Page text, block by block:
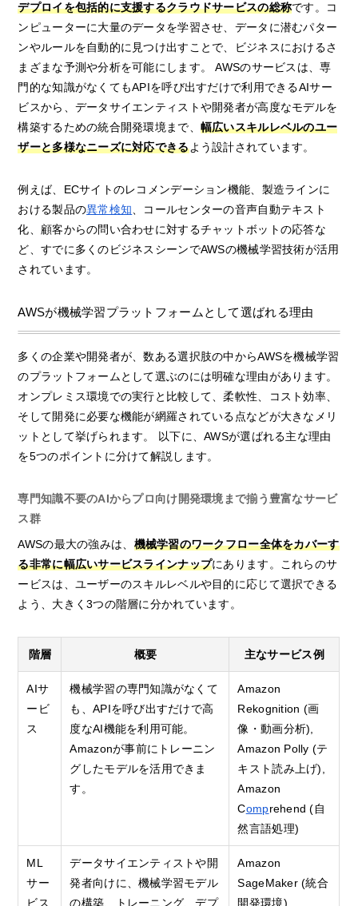
デプロイを包括的に支援するクラウドサービスの総称です。コ
ンピューターに大量のデータを学習させ、データに潜むパター
ンやルールを自動的に見つけ出すことで、ビジネスにおけるさ
まざまな予測や分析を可能にします。 AWSのサービスは、専
門的な知識がなくてもAPIを呼び出すだけで利用できるAIサー
ビスから、データサイエンティストや開発者が高度なモデルを
構築するための統合開発環境まで、 幅広いスキルレベルのユー
ザーと多様なニーズに対応できるよう設計されています。
例えば、ECサイトのレコメンデーション機能、製造ラインに
おける製品の異常検知、コールセンターの音声自動テキスト
化、顧客からの問い合わせに対するチャットボットの応答な
ど、すでに多くのビジネスシーンでAWSの機械学習技術が活用
されています。
AWSが機械学習プラットフォームとして選ばれる理由
多くの企業や開発者が、数ある選択肢の中からAWSを機械学習
のプラットフォームとして選ぶのには明確な理由があります。
オンプレミス環境での実行と比較して、柔軟性、コスト効率、
そして開発に必要な機能が網羅されている点などが大きなメリ
ットとして挙げられます。 以下に、AWSが選ばれる主な理由
を5つのポイントに分けて解説します。
専門知識不要のAIからプロ向け開発環境まで揃う豊富なサービ
ス群
AWSの最大の強みは、 機械学習のワークフロー全体をカバーす
る非常に幅広いサービスラインナップにあります。これらのサ
ービスは、ユーザーのスキルレベルや目的に応じて選択できる
よう、大きく3つの階層に分かれています。
階層 概要 主なサービス例
AIサ
ービ
ス
機械学習の専門知識がなくて
も、APIを呼び出すだけで高
度なAI機能を利用可能。
Amazonが事前にトレーニン
グしたモデルを活用できま
す。
Amazon
Rekognition (画
像・動画分析),
Amazon Polly (テ
キスト読み上げ),
Amazon
Comprehend (自
然言語処理)
ML
サー
ビス
データサイエンティストや開
発者向けに、機械学習モデル
の構築、トレーニング、デプ
Amazon
SageMaker (統合
開発環境),